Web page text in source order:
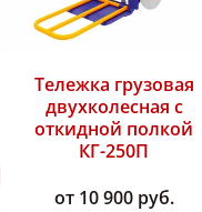
Тележка грузовая
двухколесная с
откидной полкой
КГ-250П
от 10 900 руб.